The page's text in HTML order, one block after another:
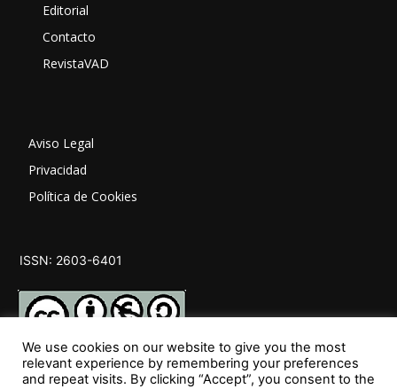
Editorial
Contacto
RevistaVAD
Aviso Legal
Privacidad
Política de Cookies
ISSN: 2603-6401
We use cookies on our website to give you the most
relevant experience by remembering your preferences
and repeat visits. By clicking “Accept”, you consent to the